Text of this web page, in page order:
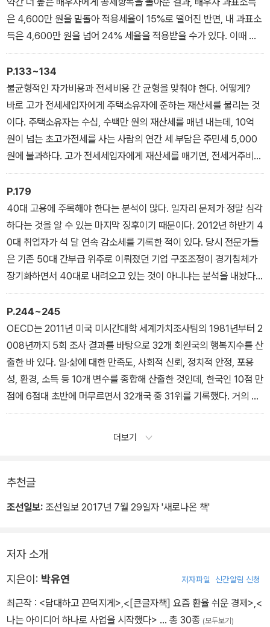
도 보험을 판매해 돈 버는 보험사들은 오로지 높은 금리만 강조한다.
여기에 은행들도 보험 판매를 대리하면서 예·적금보다 저축성 보험을
먼저 권하는 경우가 많다. 판매수수료 수입을 올릴 수 있기 때문이다.
결국 피해를 보는 쪽은 소비자다. 속은 채로 가입했다가 나중에 돈을
돌려받을 때가 돼서야 사업비의 존재를 알게 되는 일이 부지기수다.
2장_ 혼돈의 재테크/pp.64-65
은 4,600만 원을 밑돌아 적용세율이 15%로 떨어진 반면, 내 과표소
득은 4,600만 원을 넘어 24% 세율을 적용받을 수가 있다. 이때 일
부 소득공제항목을 내게 돌리면, 세금감면액을 해당 항목의 15%에
서 24%로 늘릴 수 있다.
2장_ 혼돈의 재테크/pp.102-103
P.133~134
불균형적인 자가비용과 전세비용 간 균형을 맞춰야 한다. 어떻게?
바로 고가 전세세입자에게 주택소유자에 준하는 재산세를 물리는 것
이다. 주택소유자는 수십, 수백만 원의 재산세를 매년 내는데, 10억
원이 넘는 초고가전세를 사는 사람의 연간 세 부담은 주민세 5,000
원에 불과하다. 고가 전세세입자에게 재산세를 매기면, 전세거주비용
과 자가거주비용 간 균형을 어느 정도 맞출 수 있다. 여기서 생기는 재
원은 서민, 중산층 주거 안정에 쓸 수 있다.
2장_ 혼돈의 재테크/pp.133-134
P.179
40대 고용에 주목해야 한다는 분석이 많다. 일자리 문제가 정말 심각
하다는 것을 알 수 있는 마지막 징후이기 때문이다. 2012년 하반기 4
0대 취업자가 석 달 연속 감소세를 기록한 적이 있다. 당시 전문가들
은 기존 50대 간부급 위주로 이뤄졌던 기업 구조조정이 경기침체가
장기화하면서 40대로 내려오고 있는 것이 아니냐는 분석을 내놨다.
40대 취업자 감소는 경제위기 때나 나타나는 이례적인 현상이다. 연
령별 취업자통계가 집계되기 시작한 2000년 이후 40대 취업자가
전년 대비 감소한 것은 글로벌 금융위기 때인 ‘2009년 3월~2010년
2월’과 유럽 재정위기 때인 2012년이 ‘유이’했다. 그리고 2015년 그
현상이 재현됐다. 2015년 40대 취업자 수가 666만 8,000명으로,
2014년(668만 2,000명)보다 1만 4,000명 감소한 것. 2015년에
는 세계경제에 큰 변수가 없었는데도 40대 취업자 수가 감소했다.
4장_ 일자리 잡기가 하늘의 별 따기/p.179
P.244~245
OECD는 2011년 미국 미시간대학 세계가치조사팀의 1981년부터 2
008년까지 5회 조사 결과를 바탕으로 32개 회원국의 행복지수를 산
출한 바 있다. 일·삶에 대한 만족도, 사회적 신뢰, 정치적 안정, 포용
성, 환경, 소득 등 10개 변수를 종합해 산출한 것인데, 한국인 10점 만
점에 6점대 초반에 머무르면서 32개국 중 31위를 기록했다. 거의 꼴
찌수준으로, 우리나라 1인당 소득순위가 OECD국가 중 22위인 것과
낮다고 밝혔다. 한국이 여기에 해당한다. 한국은 또 집단 간 포용력 같
에스토니아 등과 함께 사회구성원 사이의 신뢰가 매우 낮은 군에 속
다”고 지적했다.
더보기
추천글
조선일보: 조선일보 2017년 7월 29일자 '새로나온 책'
저자 소개
지은이: 박유연 저자파일 신간알림 신청
최근작 : <담대하고 끈덕지게>,<[큰글자책] 요즘 환율 쉬운 경제>,<
나는 아이디어 하나로 사업을 시작했다> … 총 30종 (모두보기)